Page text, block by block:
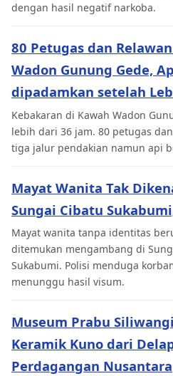
dengan hasil negatif narkoba.
80 Petugas dan
Wadon Gunung Gede,
dipadamkan setelah
Kebakaran di Kawah Wadon
lebih dari 36 jam. 80 petugas
tiga jalur pendakian namun api
Mayat Wanita Tak
Sungai Cibatu
Mayat wanita tanpa identitas
ditemukan mengambang di
Sukabumi. Polisi menduga
menunggu hasil visum.
Museum Prabu
Keramik Kuno dari
Perdagangan Nusantara